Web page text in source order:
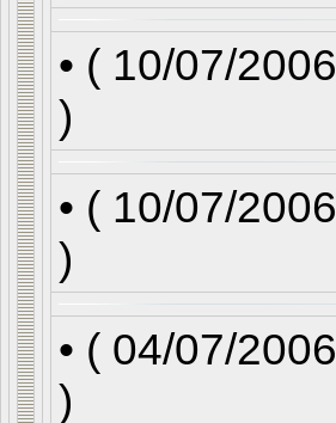
• ( 10/07/2006
)
• ( 10/07/2006
)
• ( 04/07/2006
)